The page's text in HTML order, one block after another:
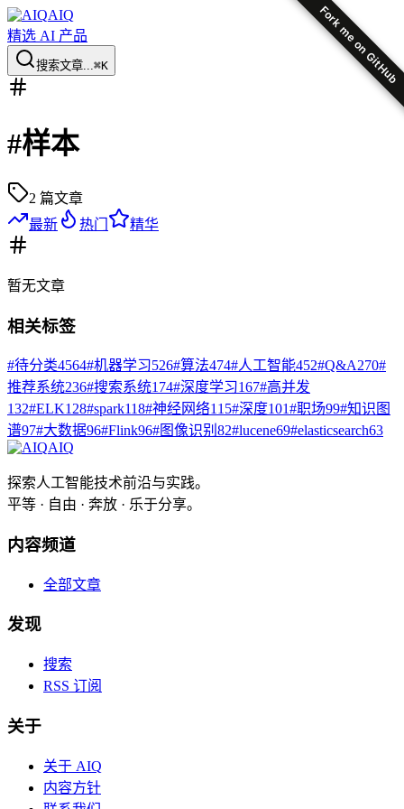
Fork me on GitHub
AIQ
精选 AI 产品
搜索文章...⌘K
#样本
2 篇文章
最新
热门 精华
暂无文章
相关标签
#待分类4564#机器学习526#算法474#人工智能452#Q&A270#
推荐系统236#搜索系统174#深度学习167#高并发
132#ELK128#spark118#神经网络115#深度101#职场99#知识图
谱97#大数据96#Flink96#图像识别 82#lucene69#elasticsearch63
AIQ
探索人工智能技术前沿与实践。
平等 · 自由 · 奔放 · 乐于分享。
内容频道
全部文章
发现
搜索
RSS 订阅
关于
关于 AIQ
内容方针